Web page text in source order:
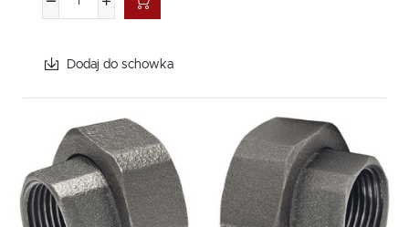
odpowiednich produktów. Zapraszamy do skorzystania z
wpływają na efektywność
systemów grzewczych?
W naszej ofercie znajdą Państwo akcesoria do pomp COi
CWU, które znacząco poprawiają efektywność systemów
grzewczych. Dzięki nim zapewniona jest nie tylko optymalna
Dodaj do schowka